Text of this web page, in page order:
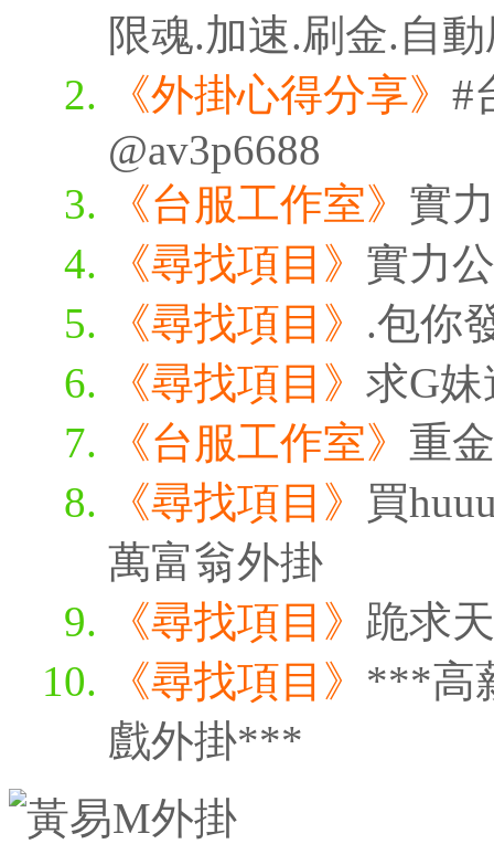
限魂.加速.刷金.自
《外掛心得分享》 #
@av3p6688
《台服工作室》 實
《尋找項目》 實力
《尋找項目》 .包你
《尋找項目》 求G
《台服工作室》 重
《尋找項目》 買
萬富翁外掛
《尋找項目》 跪求
《尋找項目》 ***高
戲外掛***